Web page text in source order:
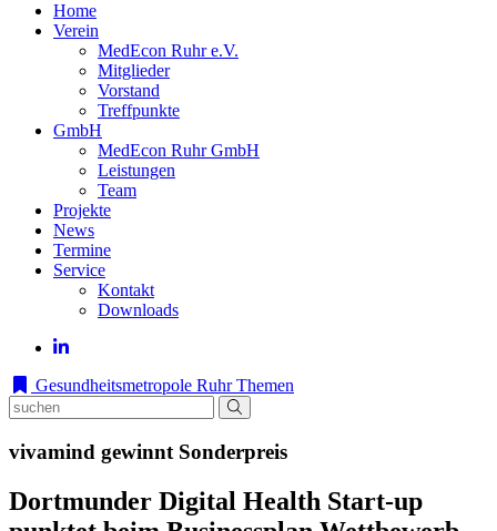
Home
Verein
MedEcon Ruhr e.V.
Mitglieder
Vorstand
Treffpunkte
GmbH
MedEcon Ruhr GmbH
Leistungen
Team
Projekte
News
Termine
Service
Kontakt
Downloads
Gesundheitsmetropole Ruhr Themen
vivamind gewinnt Sonderpreis
Dortmunder Digital Health Start-up